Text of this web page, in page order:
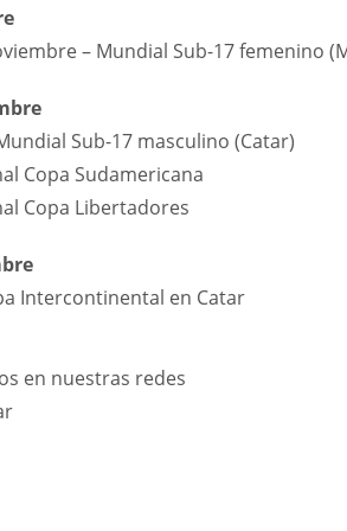
– Mundial Sub-17 femenino
Sub-17 masculino (Catar)
Copa Sudamericana
Copa Libertadores
Intercontinental en Catar
en nuestras redes